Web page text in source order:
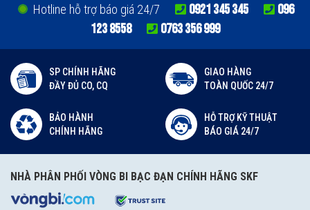
Hotline hỗ trợ báo giá 24/7 0921 345 345
096
123 8558
0763 356 999
SP CHÍNH HÃNG
ĐẦY ĐỦ CO, CQ
GIAO HÀNG
TOÀN QUỐC 24/7
BẢO HÀNH
CHÍNH HÃNG
HỖ TRỢ KỸ THUẬT
BÁO GIÁ 24/7
NHÀ PHÂN PHỐI VÒNG BI BẠC ĐẠN CHÍNH HÃNG SKF